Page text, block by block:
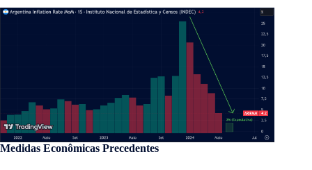
Medidas Econômicas Precedentes